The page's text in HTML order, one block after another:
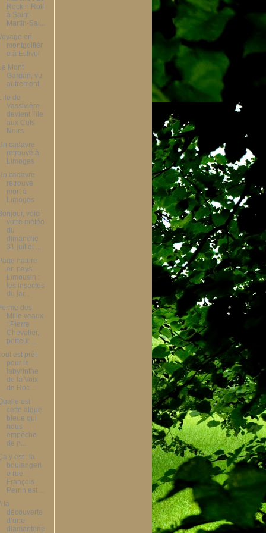
Rock n’Roll
à Saint-
Martin-Sai...
en
montgolfièr
e à Estivol
Mont
Gargan, vu
autrement
de
Vassivière
devient l’ile
aux Culs
Noirs
cadavre
retrouvé à
Limoges
cadavre
retrouvé
mort à
Limoges
voici
votre météo
du
dimanche
31 juillet ...
nature
en pays
Limousin :
les insectes
du jar...
des
Mille veaux
: Pierre
Chevalier,
porteur ...
est prêt
pour le
labyrinthe
de la Voix
de Roc...
est
cette algue
bleue qui
nous
empêche
de n...
y est : la
boulangeri
e rue
François
Perrin est ...
la
découverte
d’une
diamanterie